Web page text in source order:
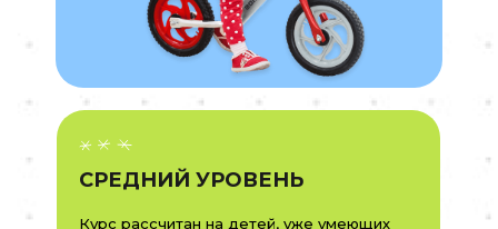
СРЕДНИЙ УРОВЕНЬ
Курс рассчитан на детей, уже умеющих